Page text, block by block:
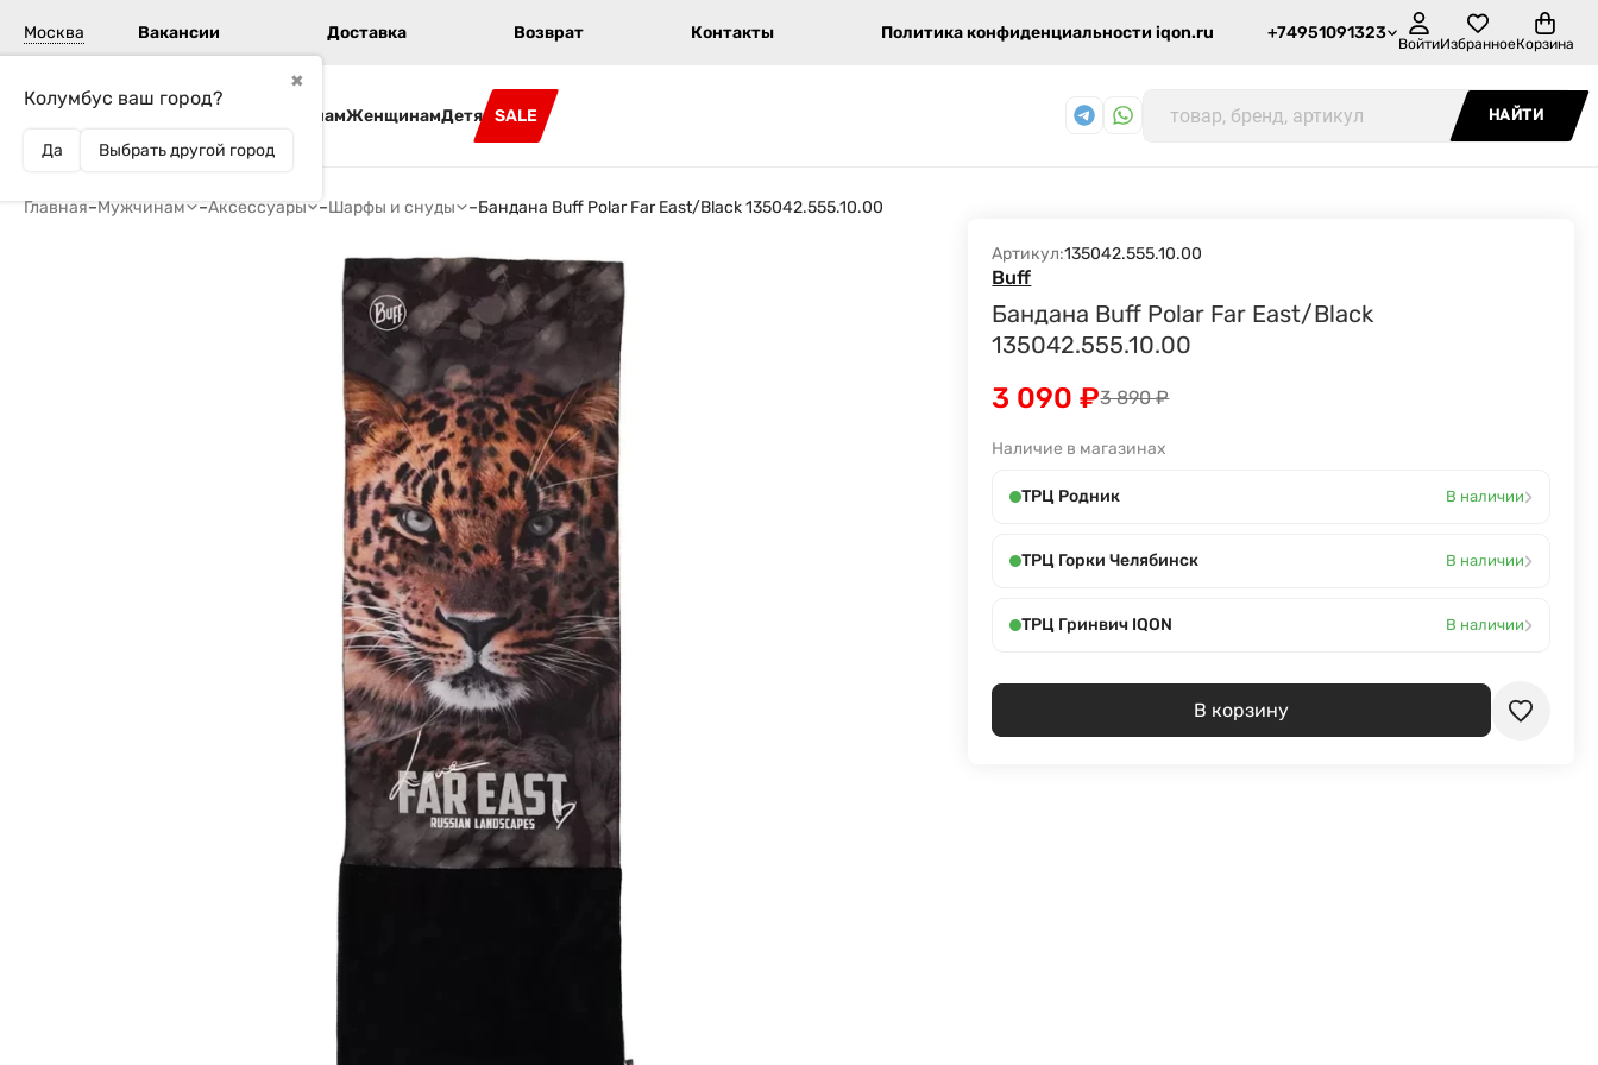
Москва
✖
Колумбус ваш город?
Да Выбрать другой город
Вакансии Доставка Возврат Контакты Политика конфиденциальности iqon.ru +74951091323
ВойтиИзбранноеКорзина
МужчинамЖенщинамДетям SALE НАЙТИ
Главная–Мужчинам –Аксессуары –Шарфы и снуды –Бандана Buff Polar Far East/Black 135042.555.10.00
Артикул:135042.555.10.00
Buff
Бандана Buff Polar Far East/Black
135042.555.10.00
3 890₽
3 090₽
Наличие в магазинах
ТРЦ Родник В наличии›
ТРЦ Горки Челябинск В наличии›
ТРЦ Гринвич IQON В наличии›
В корзину